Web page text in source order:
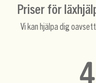
Priser för
Vi kan hjälpa dig